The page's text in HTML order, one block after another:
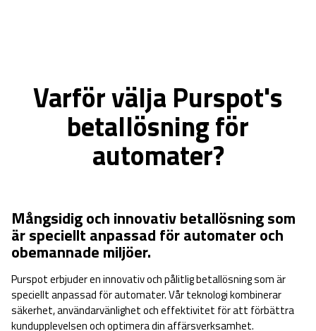
Varför välja Purspot's
betallösning för
automater?
Mångsidig och innovativ betallösning som
är speciellt anpassad för automater och
obemannade miljöer.
Purspot erbjuder en innovativ och pålitlig betallösning som är
speciellt anpassad för automater. Vår teknologi kombinerar
säkerhet, användarvänlighet och effektivitet för att förbättra
kundupplevelsen och optimera din affärsverksamhet.